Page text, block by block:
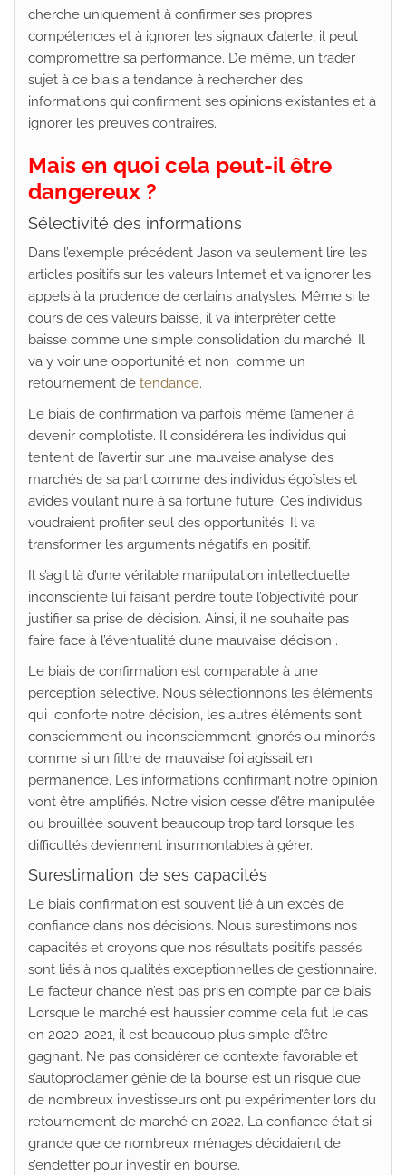
cherche uniquement à confirmer ses propres
compétences et à ignorer les signaux d’alerte, il peut
compromettre sa performance. De même, un trader
sujet à ce biais a tendance à rechercher des
informations qui confirment ses opinions existantes et à
ignorer les preuves contraires.
Mais en quoi cela peut-il être
dangereux ?
Sélectivité des informations
Dans l’exemple précédent Jason va seulement lire les
articles positifs sur les valeurs Internet et va ignorer les
appels à la prudence de certains analystes. Même si le
cours de ces valeurs baisse, il va interpréter cette
baisse comme une simple consolidation du marché. Il
va y voir une opportunité et non comme un
retournement de tendance.
Le biais de confirmation va parfois même l’amener à
devenir complotiste. Il considérera les individus qui
tentent de l’avertir sur une mauvaise analyse des
marchés de sa part comme des individus égoïstes et
avides voulant nuire à sa fortune future. Ces individus
voudraient profiter seul des opportunités. Il va
transformer les arguments négatifs en positif.
Il s’agit là d’une véritable manipulation intellectuelle
inconsciente lui faisant perdre toute l’objectivité pour
justifier sa prise de décision. Ainsi, il ne souhaite pas
faire face à l’éventualité d’une mauvaise décision .
Le biais de confirmation est comparable à une
perception sélective. Nous sélectionnons les éléments
qui conforte notre décision, les autres éléments sont
consciemment ou inconsciemment ignorés ou minorés
comme si un filtre de mauvaise foi agissait en
permanence. Les informations confirmant notre opinion
vont être amplifiés. Notre vision cesse d’être manipulée
ou brouillée souvent beaucoup trop tard lorsque les
difficultés deviennent insurmontables à gérer.
Surestimation de ses capacités
Le biais confirmation est souvent lié à un excès de
confiance dans nos décisions. Nous surestimons nos
capacités et croyons que nos résultats positifs passés
sont liés à nos qualités exceptionnelles de gestionnaire.
Le facteur chance n’est pas pris en compte par ce biais.
Lorsque le marché est haussier comme cela fut le cas
en 2020-2021, il est beaucoup plus simple d’être
gagnant. Ne pas considérer ce contexte favorable et
s’autoproclamer génie de la bourse est un risque que
de nombreux investisseurs ont pu expérimenter lors du
retournement de marché en 2022. La confiance était si
grande que de nombreux ménages décidaient de
s’endetter pour investir en bourse.